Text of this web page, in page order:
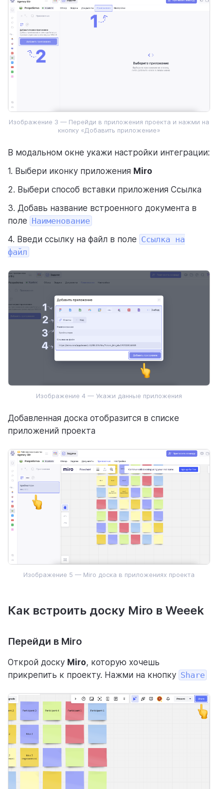
Изображение 3 — Перейди в приложения проекта и нажми на
кнопку «Добавить приложение»
В модальном окне укажи настройки интеграции:
1. Выбери иконку приложения Miro
2. Выбери способ вставки приложения Ссылка
3. Добавь название встроенного документа в
поле Наименование
4. Введи ссылку на файл в поле Ссылка на
файл
Изображение 4 — Укажи данные приложения
Добавленная доска отобразится в списке
приложений проекта
Изображение 5 — Miro доска в приложениях проекта
Как встроить доску Miro в Weeek
Перейди в Miro
Открой доску Miro, которую хочешь
прикрепить к проекту. Нажми на кнопку Share